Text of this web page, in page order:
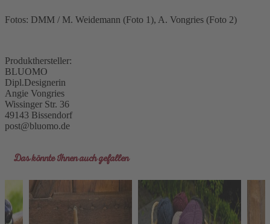
Fotos: DMM / M. Weidemann (Foto 1), A. Vongries (Foto 2)
Produkthersteller:
BLUOMO
Dipl.Designerin
Angie Vongries
Wissinger Str. 36
49143 Bissendorf
post@bluomo.de
Das könnte Ihnen auch gefallen